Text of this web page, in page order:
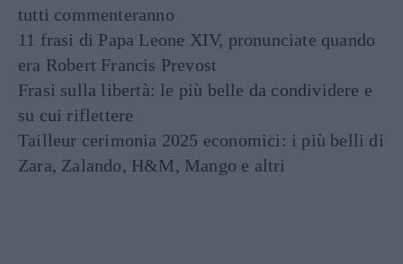
tutti commenteranno
11 frasi di Papa Leone XIV, pronunciate quando
era Robert Francis Prevost
Frasi sulla libertà: le più belle da condividere e
su cui riflettere
Tailleur cerimonia 2025 economici: i più belli di
Zara, Zalando, H&M, Mango e altri